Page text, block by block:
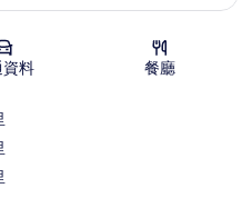
地圖
料 餐廳